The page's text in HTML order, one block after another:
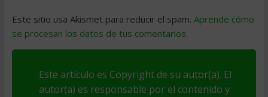
Este sitio usa Akismet para reducir el spam. Aprende cómo
se procesan los datos de tus comentarios.
Este artículo es Copyright de su autor(a). El
autor(a) es responsable por el contenido y